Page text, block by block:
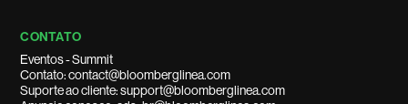
CONTATO
Eventos - Summit
Contato: contact@bloomberglinea.com
Suporte ao cliente: support@bloomberglinea.com